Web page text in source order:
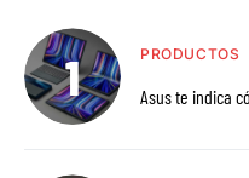
PRODUCTOS
Asus te indica